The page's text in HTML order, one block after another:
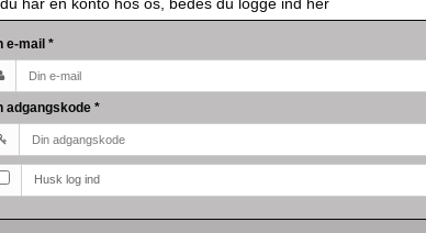
e-mail*
adgangskode*
Husk log ind